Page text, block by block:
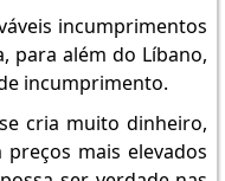
incumprimentos
para além do Líbano,
incumprimento.
cria muito dinheiro,
mais elevados